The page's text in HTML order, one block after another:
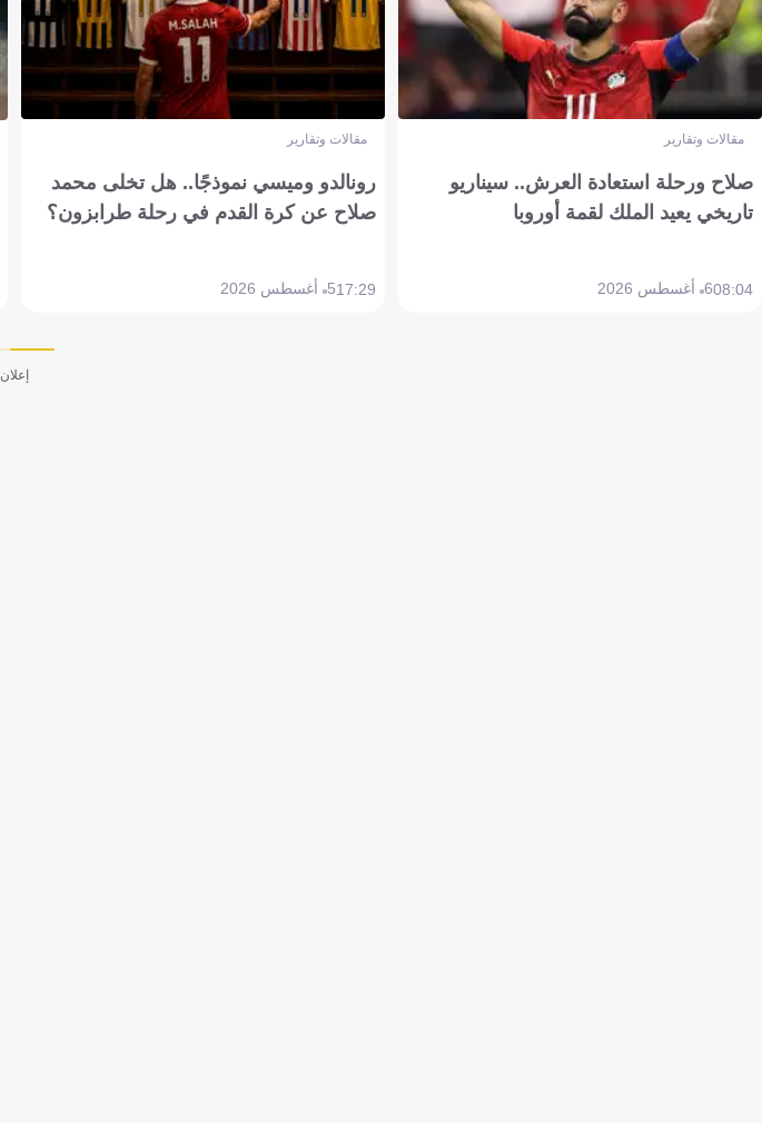
مقالات وتقارير
صلاح ورحلة استعادة العرش.. سيناريو
تاريخي يعيد الملك لقمة أوروبا
08:046 أغسطس 2026
مقالات وتقارير
رونالدو وميسي نموذجًا.. هل تخلى محمد
صلاح عن كرة القدم في رحلة طرابزون؟
17:295 أغسطس 2026
إعلان